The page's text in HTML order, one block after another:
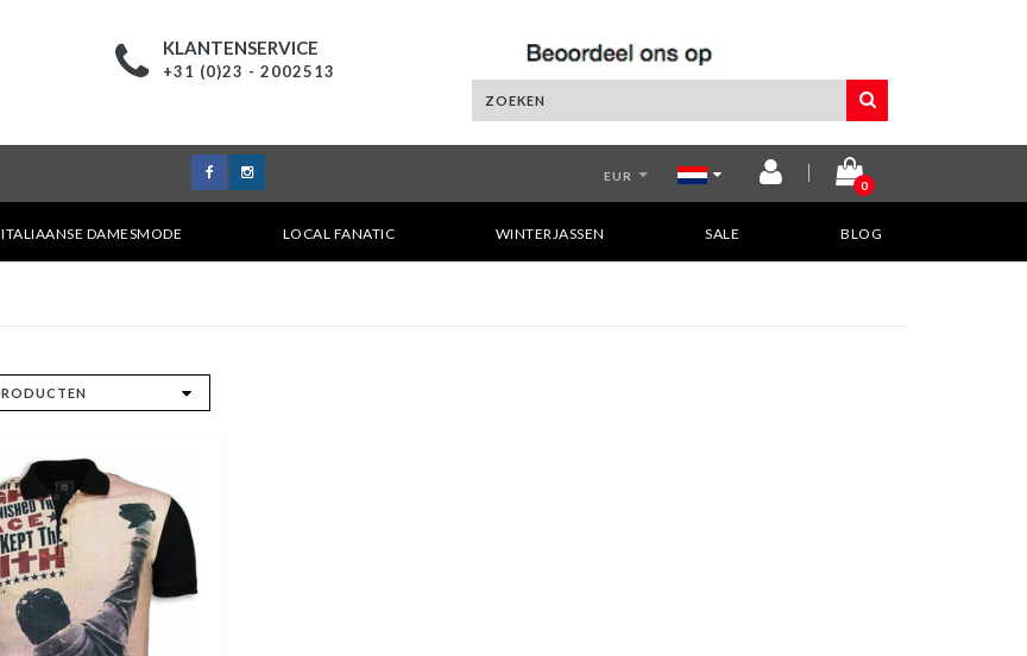
KLANTENSERVICE
+31 (0)23 - 2002513
EUR
0
ITALIAANSE DAMESMODE LOCAL FANATIC WINTERJASSEN SALE BLOG